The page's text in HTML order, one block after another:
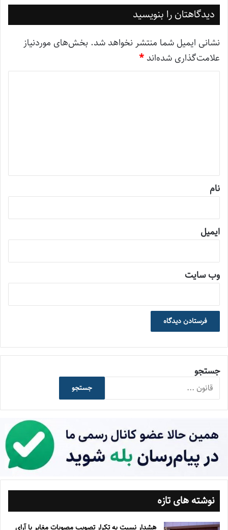
دیدگاهتان را بنویسید
نشانی ایمیل شما منتشر نخواهد شد. بخش‌های موردنیاز
علامت‌گذاری شده‌اند *
نام
ایمیل
وب‌ سایت
جستجو
جستجو
نوشته های تازه
هشدار نسبت به تکرار تصویب مصوبات مغایر با آرای